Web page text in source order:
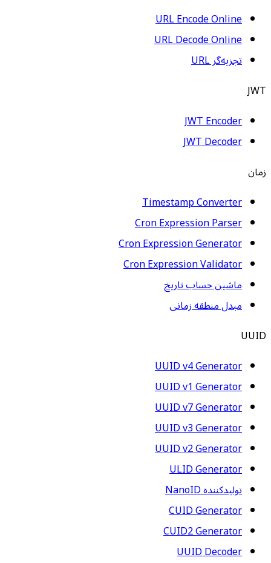
URL Encode Online
URL Decode Online
تجزیه‌گر URL
JWT
JWT Encoder
JWT Decoder
زمان
Timestamp Converter
Cron Expression Parser
Cron Expression Generator
Cron Expression Validator
ماشین حساب تاریخ
مبدل منطقه زمانی
UUID
UUID v4 Generator
UUID v1 Generator
UUID v7 Generator
UUID v3 Generator
UUID v2 Generator
ULID Generator
تولیدکننده NanoID
CUID Generator
CUID2 Generator
UUID Decoder